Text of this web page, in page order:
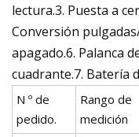
lectura.3. Puesta a
Conversión
apagado.6. Palanca
cuadrante.7. Batería
N º de
pedido.
Rango de
medición